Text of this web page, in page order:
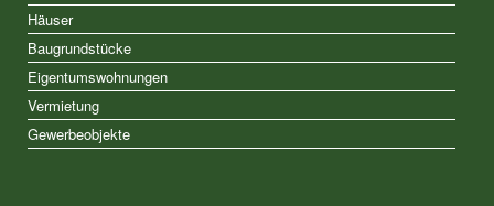
Häuser
Baugrundstücke
Eigentumswohnungen
Vermietung
Gewerbeobjekte